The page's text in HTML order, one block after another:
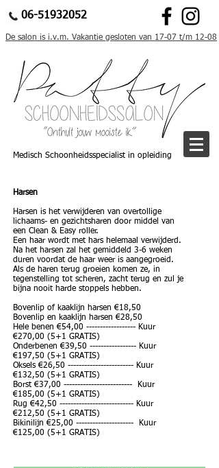
06-51932052
De salon is i.v.m. Vakantie gesloten van 17-07 t/m 12-08
Medisch Schoonheidsspecialist in opleiding
Harsen
Harsen is het verwijderen van overtollige
lichaams- en gezichtsharen door middel van
een Clean & Easy roller.
Een haar wordt met hars helemaal verwijderd.
Na het harsen zal het gemiddeld 3-6 weken
duren voordat de haar weer is aangegroeid.
Als de haren terug groeien komen ze, in
tegenstelling tot scheren, zacht terug en zul je
bijna nooit harde stoppels hebben.
Bovenlip of kaaklijn harsen €18,50
Bovenlip en kaaklijn harsen €28,50
Hele benen €54,00 ------------------ Kuur
€270,00 (5+1 GRATIS)
Onderbenen €39,50 ----------------- Kuur
€197,50 (5+1 GRATIS)
Oksels €26,50 ------------------------ Kuur
€132,50 (5+1 GRATIS)
Borst €37,00 ------------------------- Kuur
€185,00 (5+1 GRATIS)
Rug €42,50 --------------------------- Kuur
€212,50 (5+1 GRATIS)
Bikinilijn €25,00 --------------------- Kuur
€125,00 (5+1 GRATIS)